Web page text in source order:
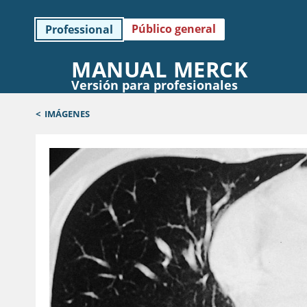
Professional Público general
MANUAL MERCK
Versión para profesionales
< IMÁGENES